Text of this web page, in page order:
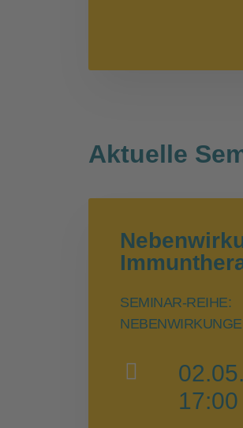
Aktuelle
SEMINAR-REIHE: